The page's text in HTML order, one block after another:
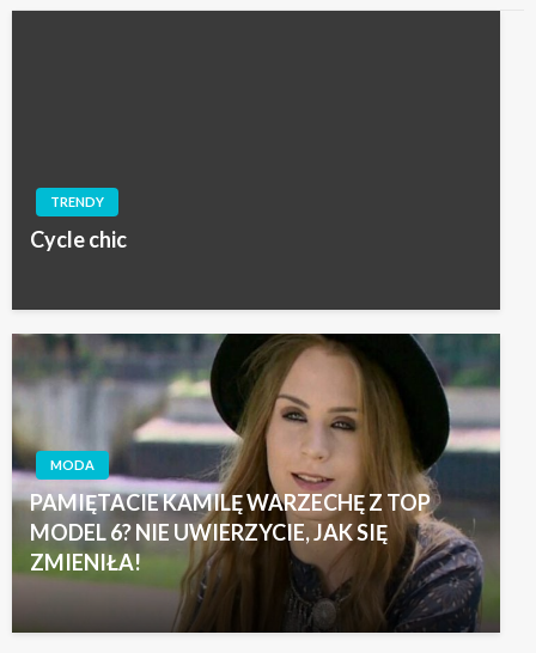
TRENDY
Cycle chic
MODA
PAMIĘTACIE KAMILĘ WARZECHĘ Z TOP
MODEL 6? NIE UWIERZYCIE, JAK SIĘ
ZMIENIŁA!